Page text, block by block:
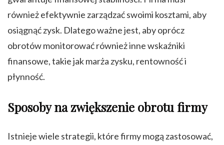
również efektywnie zarządzać swoimi kosztami, aby
osiągnąć zysk. Dlatego ważne jest, aby oprócz
obrotów monitorować również inne wskaźniki
finansowe, takie jak marża zysku, rentowność i
płynność.
Sposoby na zwiększenie obrotu firmy
Istnieje wiele strategii, które firmy mogą zastosować,